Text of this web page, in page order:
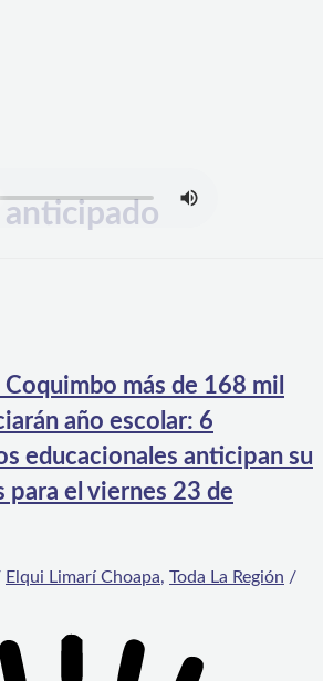
Coquimbo más de 168 mil
año escolar: 6
educacionales anticipan su
para el viernes 23 de
Elqui Limarí Choapa, Toda La Región /